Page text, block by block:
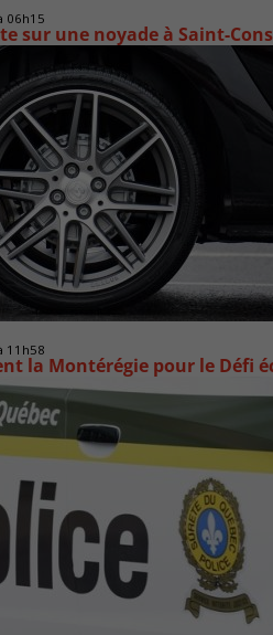
06h15
sur une noyade à Saint-
11h58
la Montérégie pour le Défi